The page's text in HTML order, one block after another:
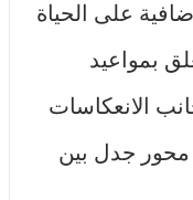
على الحياة
بمواعيد
الانعكاسات
محور جدل بين